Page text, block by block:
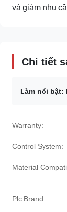
và giảm nhu
Chi tiết
Làm nổi bật:
Warranty:
Control System:
Material
Plc Brand: